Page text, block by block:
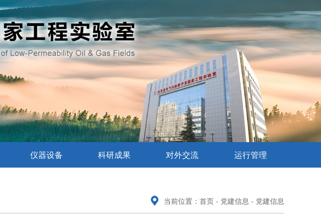
仪器设备 科研成果 对外交流 运行管理
当前位置：首页 - 党建信息 - 党建信息